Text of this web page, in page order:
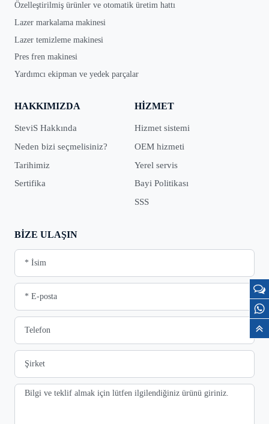
Özelleştirilmiş ürünler ve otomatik üretim hattı
Lazer markalama makinesi
Lazer temizleme makinesi
Pres fren makinesi
Yardımcı ekipman ve yedek parçalar
HAKKIMIZDA
SteviS Hakkında
Neden bizi seçmelisiniz?
Tarihimiz
Sertifika
HIZMET
Hizmet sistemi
OEM hizmeti
Yerel servis
Bayi Politikası
SSS
BIZE ULAŞIN